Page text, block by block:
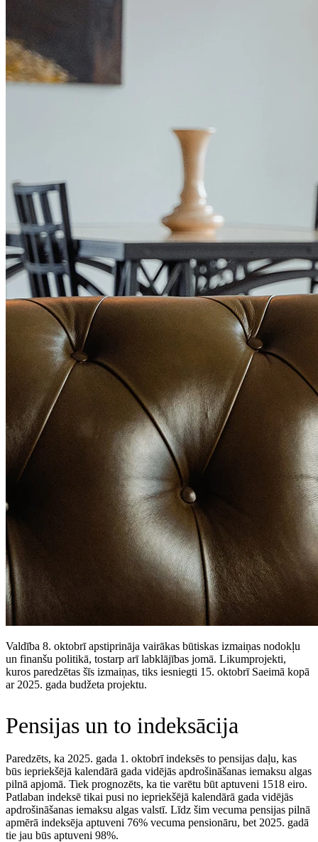
Valdība 8. oktobrī apstiprināja vairākas būtiskas izmaiņas nodokļu
un finanšu politikā, tostarp arī labklājības jomā. Likumprojekti,
kuros paredzētas šīs izmaiņas, tiks iesniegti 15. oktobrī Saeimā kopā
ar 2025. gada budžeta projektu.
Pensijas un to indeksācija
Paredzēts, ka 2025. gada 1. oktobrī indeksēs to pensijas daļu, kas
būs iepriekšējā kalendārā gada vidējās apdrošināšanas iemaksu algas
pilnā apjomā. Tiek prognozēts, ka tie varētu būt aptuveni 1518 eiro.
Patlaban indeksē tikai pusi no iepriekšējā kalendārā gada vidējās
apdrošināšanas iemaksu algas valstī. Līdz šim vecuma pensijas pilnā
apmērā indeksēja aptuveni 76% vecuma pensionāru, bet 2025. gadā
tie jau būs aptuveni 98%.